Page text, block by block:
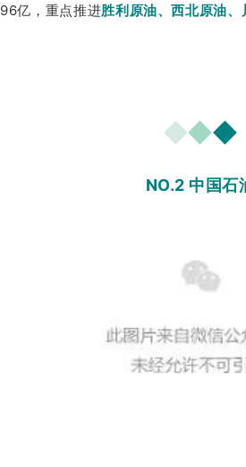
亿，重点推进胜利原油、西北原油
◆◆◆
NO.2 中国石